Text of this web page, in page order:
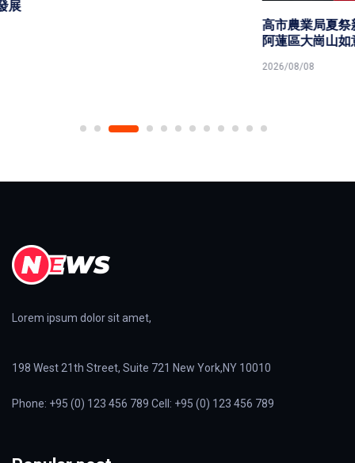
高市農業局夏祭新鮮市大崗山龍眼蜂蜜文化節 為期兩天
Lorem ipsum dolor sit amet,
198 West 21th Street, Suite 721 New York,NY 10010
Phone: +95 (0) 123 456 789 Cell: +95 (0) 123 456 789